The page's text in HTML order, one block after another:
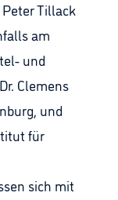
Tillack
am
und
Clemens
und
für
sich mit